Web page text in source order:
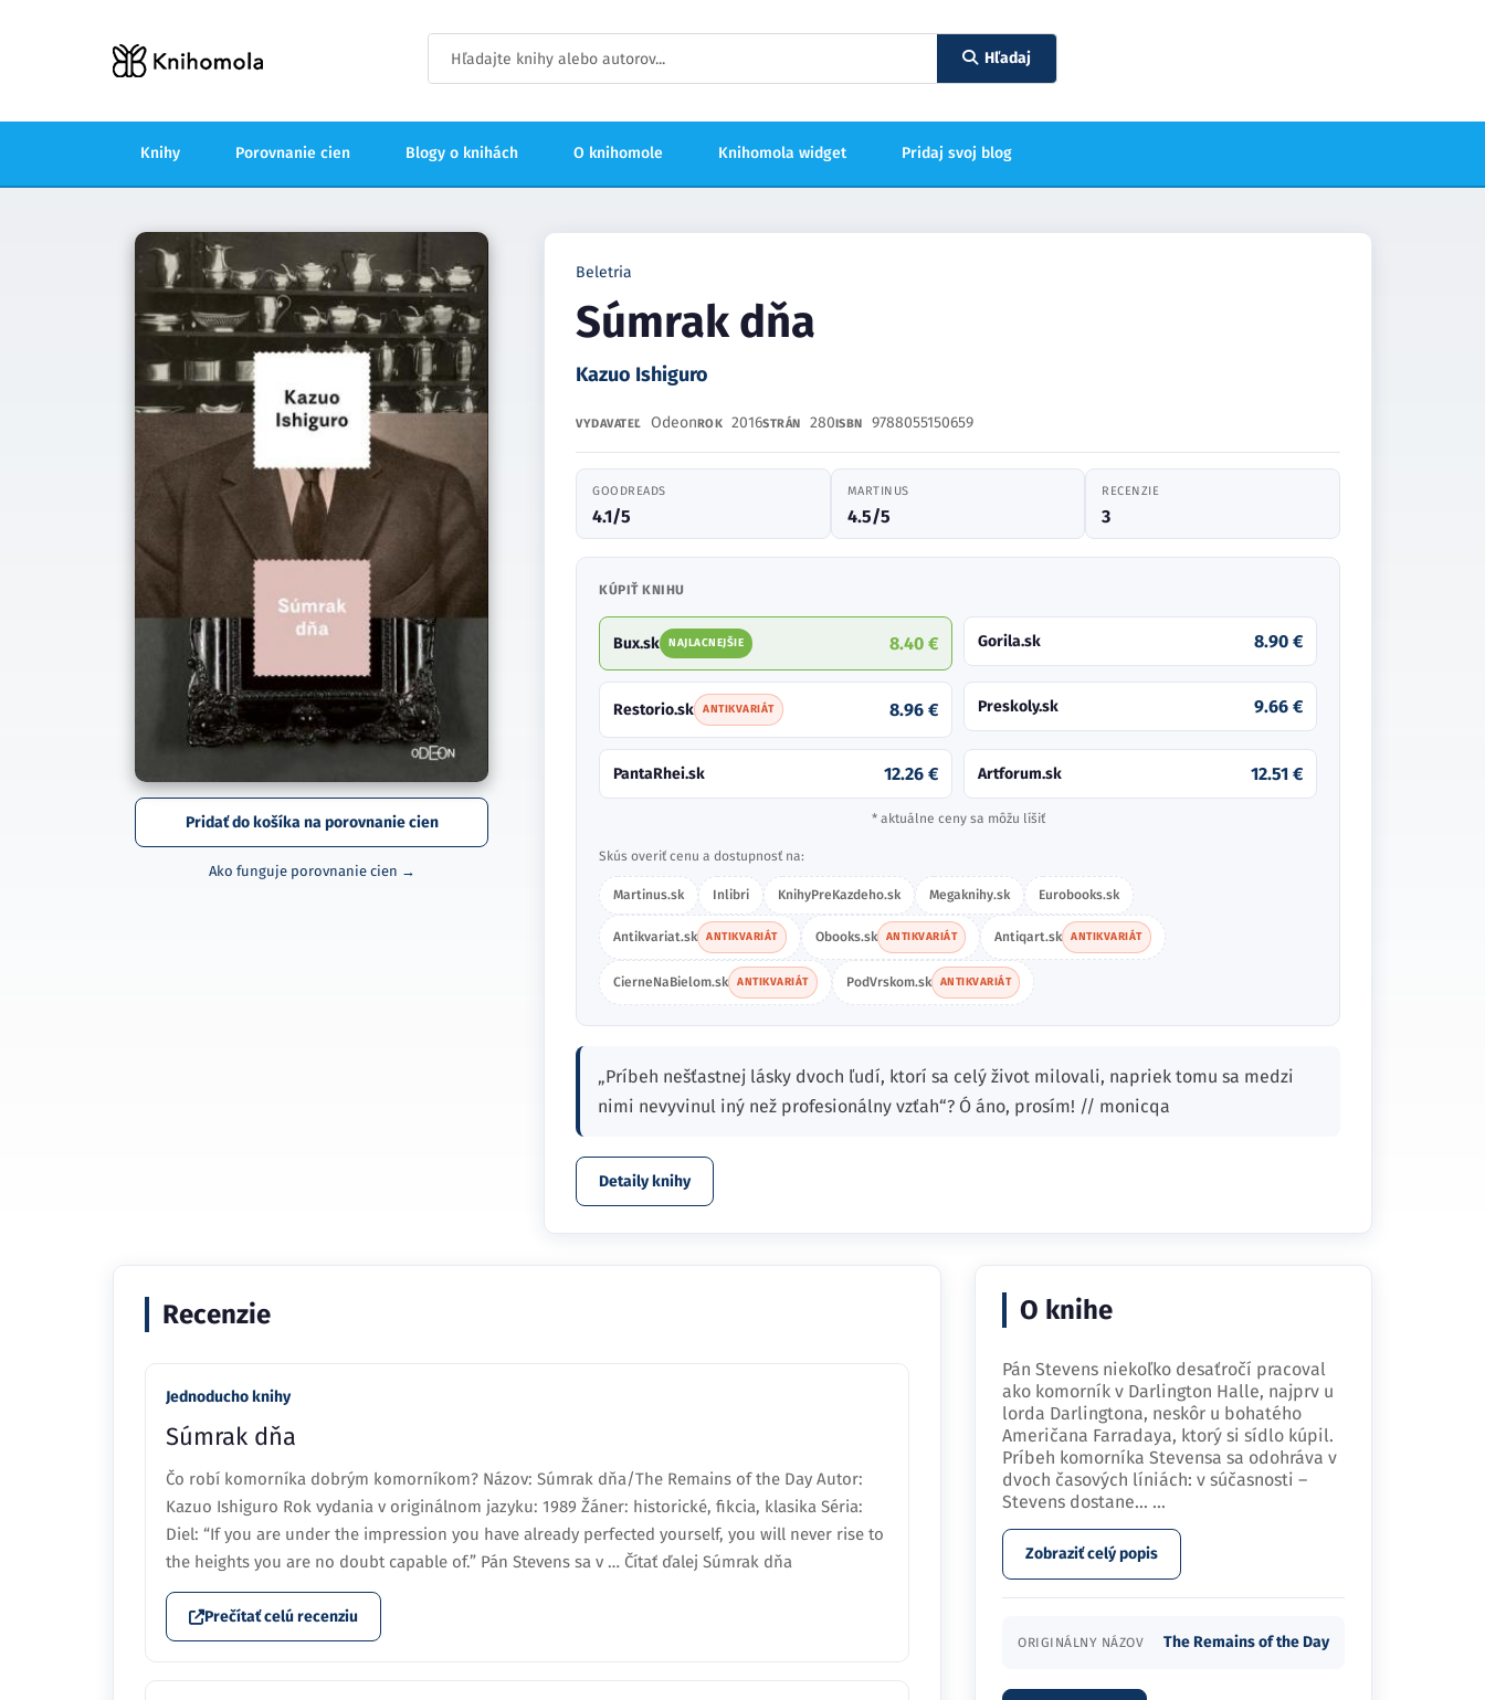
Hľadaj
Knihy Porovnanie cien Blogy o knihách O knihomole Knihomola widget Pridaj svoj blog
Pridať do košíka na porovnanie cien
Ako funguje porovnanie cien →
Beletria
Súmrak dňa
Kazuo Ishiguro
VYDAVATEĽ OdeonROK 2016STRÁN 280ISBN 9788055150659
GOODREADS
4.1/5
MARTINUS
4.5/5
RECENZIE
3
KÚPIŤ KNIHU
Bux.sk NAJLACNEJŠIE 8.40 € Gorila.sk 8.90 €
Restorio.sk ANTIKVARIÁT 8.96 € Preskoly.sk 9.66 €
PantaRhei.sk 12.26 € Artforum.sk 12.51 €
* aktuálne ceny sa môžu líšiť
Skús overiť cenu a dostupnosť na:
Martinus.sk Inlibri KnihyPreKazdeho.sk Megaknihy.sk Eurobooks.sk
Antikvariat.sk ANTIKVARIÁT Obooks.sk ANTIKVARIÁT Antiqart.sk ANTIKVARIÁT
CierneNaBielom.sk ANTIKVARIÁT PodVrskom.sk ANTIKVARIÁT
„Príbeh nešťastnej lásky dvoch ľudí, ktorí sa celý život milovali, napriek tomu sa medzi
nimi nevyvinul iný než profesionálny vzťah“? Ó áno, prosím! // monicqa
Detaily knihy
Recenzie
Jednoducho knihy
Súmrak dňa
Čo robí komorníka dobrým komorníkom? Názov: Súmrak dňa/The Remains of the Day Autor:
Kazuo Ishiguro Rok vydania v originálnom jazyku: 1989 Žáner: historické, fikcia, klasika Séria:
Diel: “If you are under the impression you have already perfected yourself, you will never rise to
the heights you are no doubt capable of.” Pán Stevens sa v … Čítať ďalej Súmrak dňa
Prečítať celú recenziu
O knihe
Pán Stevens niekoľko desaťročí pracoval
ako komorník v Darlington Halle, najprv u
lorda Darlingtona, neskôr u bohatého
Američana Farradaya, ktorý si sídlo kúpil.
Príbeh komorníka Stevensa sa odohráva v
dvoch časových líniách: v súčasnosti –
Stevens dostane… ...
Zobraziť celý popis
ORIGINÁLNY NÁZOV The Remains of the Day